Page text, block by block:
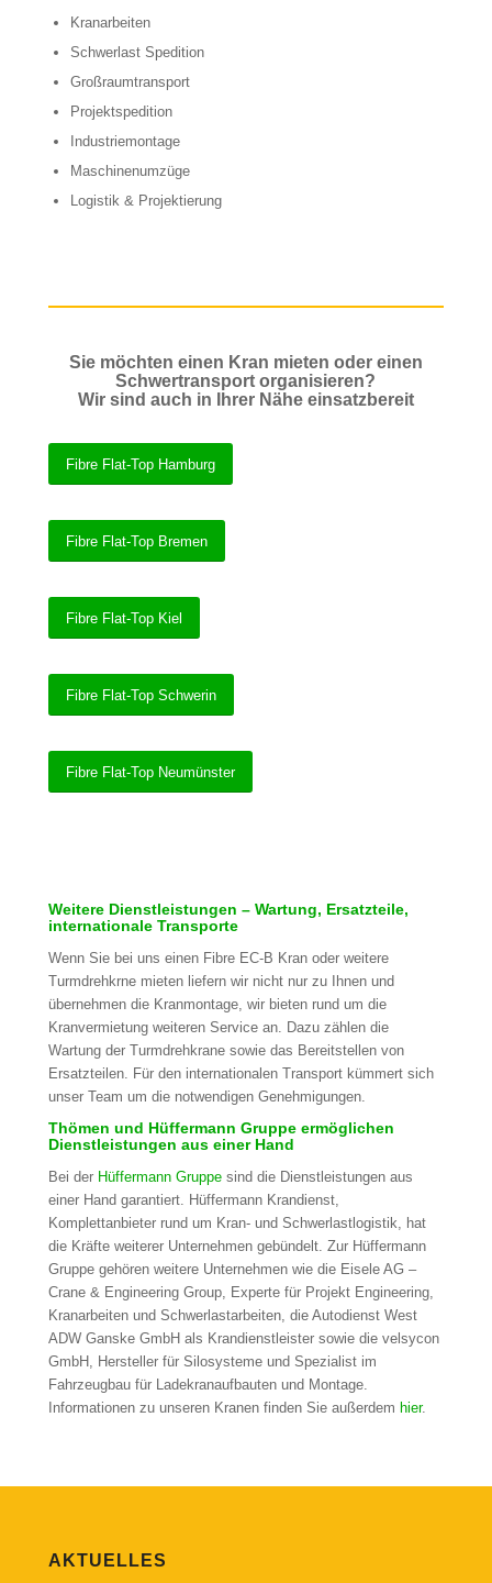
Kranarbeiten
Schwerlast Spedition
Großraumtransport
Projektspedition
Industriemontage
Maschinenumzüge
Logistik & Projektierung
Sie möchten einen Kran mieten oder einen
Schwertransport organisieren?
Wir sind auch in Ihrer Nähe einsatzbereit
Fibre Flat-Top Hamburg
Fibre Flat-Top Bremen
Fibre Flat-Top Kiel
Fibre Flat-Top Schwerin
Fibre Flat-Top Neumünster
Weitere Dienstleistungen – Wartung, Ersatzteile,
internationale Transporte
Wenn Sie bei uns einen Fibre EC-B Kran oder weitere
Turmdrehkrne mieten liefern wir nicht nur zu Ihnen und
übernehmen die Kranmontage, wir bieten rund um die
Kranvermietung weiteren Service an. Dazu zählen die
Wartung der Turmdrehkrane sowie das Bereitstellen von
Ersatzteilen. Für den internationalen Transport kümmert sich
unser Team um die notwendigen Genehmigungen.
Thömen und Hüffermann Gruppe ermöglichen
Dienstleistungen aus einer Hand
Bei der Hüffermann Gruppesind die Dienstleistungen aus
einer Hand garantiert. Hüffermann Krandienst,
Komplettanbieter rund um Kran- und Schwerlastlogistik, hat
die Kräfte weiterer Unternehmen gebündelt. Zur Hüffermann
Gruppe gehören weitere Unternehmen wie die Eisele AG –
Crane & Engineering Group, Experte für Projekt Engineering,
Kranarbeiten und Schwerlastarbeiten, die Autodienst West
ADW Ganske GmbH als Krandienstleister sowie die velsycon
GmbH, Hersteller für Silosysteme und Spezialist im
Fahrzeugbau für Ladekranaufbauten und Montage.
Informationen zu unseren Kranen finden Sie außerdem hier.
AKTUELLES